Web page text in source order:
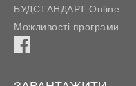
БУДСТАНДАРТ Online
Можливості програми